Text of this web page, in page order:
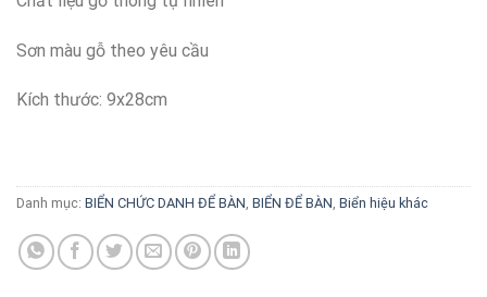
Sơn màu gỗ theo yêu cầu
Kích thước: 9x28cm
Danh mục: BIỂN CHỨC DANH ĐỂ BÀN BIỂN ĐỂ BÀN Biển hiệu khác